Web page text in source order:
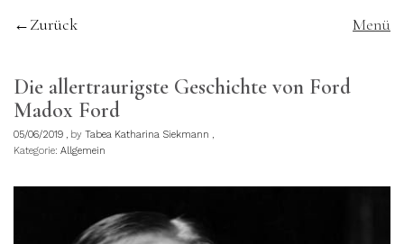
Zurück Menü
Die allertraurigste Geschichte von Ford
Madox Ford
05/06/2019 by Tabea Katharina Siekmann
Kategorie: Allgemein